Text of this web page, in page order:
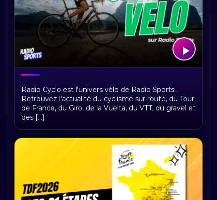
Bienvenue sur Radio Cyclo, votre
univers vélo
Radio Cyclo est l'univers vélo de Radio Sports.
Retrouvez l'actualité du cyclisme sur route, du Tour
de France, du Giro, de la Vuelta, du VTT, du gravel et
des [...]